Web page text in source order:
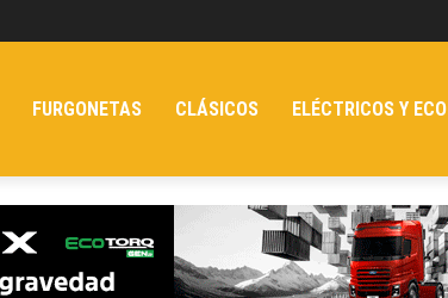
FURGONETAS CLÁSICOS ELÉCTRICOS Y ECO